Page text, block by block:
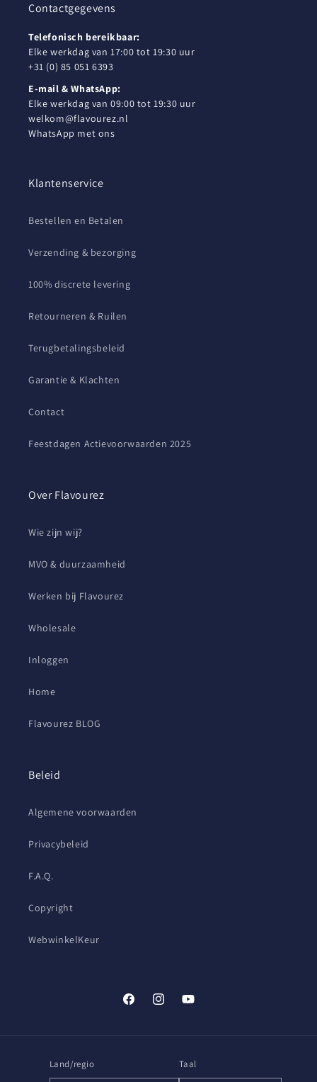
Contactgegevens
Telefonisch bereikbaar:
Elke werkdag van 17:00 tot 19:30 uur
+31 (0) 85 051 6393
E-mail & WhatsApp:
Elke werkdag van 09:00 tot 19:30 uur
welkom@flavourez.nl
WhatsApp met ons
Klantenservice
Bestellen en Betalen
Verzending & bezorging
100% discrete levering
Retourneren & Ruilen
Terugbetalingsbeleid
Garantie & Klachten
Contact
Feestdagen Actievoorwaarden 2025
Over Flavourez
Wie zijn wij?
MVO & duurzaamheid
Werken bij Flavourez
Wholesale
Inloggen
Home
Flavourez BLOG
Beleid
Algemene voorwaarden
Privacybeleid
F.A.Q.
Copyright
WebwinkelKeur
FacebookInstagramYouTube
Land/regio Taal